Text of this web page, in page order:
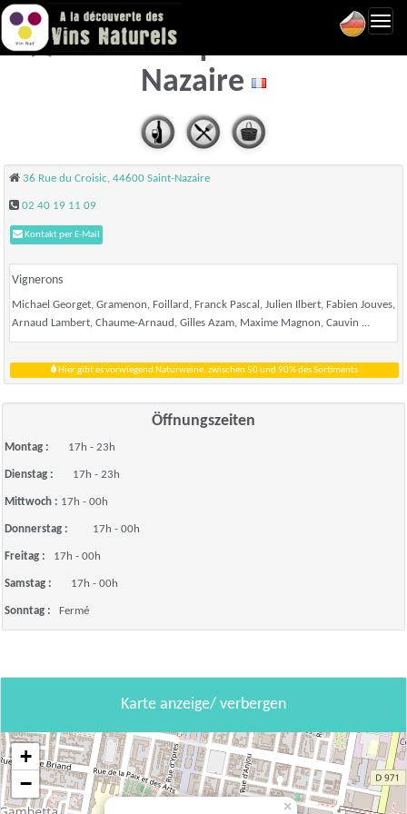
Roule casquette - Saint-
Nazaire
36 Rue du Croisic, 44600 Saint-Nazaire
02 40 19 11 09
Kontakt per E-Mail
Vignerons
Michael Georget, Gramenon, Foillard, Franck Pascal, Julien Ilbert, Fabien Jouves,
Arnaud Lambert, Chaume-Arnaud, Gilles Azam, Maxime Magnon, Cauvin ...
Hier gibt es vorwiegend Naturweine, zwischen 50 und 90% des Sortiments
Öffnungszeiten
Montag : 17h - 23h
Dienstag : 17h - 23h
Mittwoch : 17h - 00h
Donnerstag : 17h - 00h
Freitag : 17h - 00h
Samstag : 17h - 00h
Sonntag : Fermé
Karte anzeige/ verbergen
×
+
−